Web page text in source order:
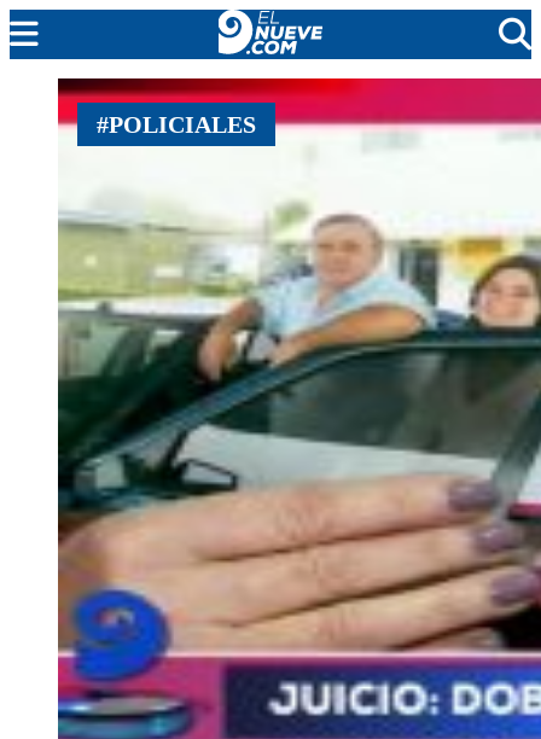
EL NUEVE
SOCIEDAD
POLICIALES
#POLICIALES